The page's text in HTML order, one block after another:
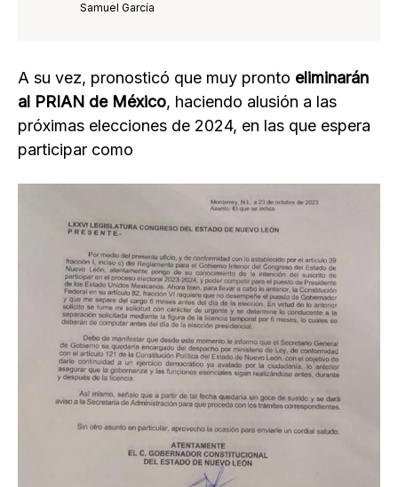
Samuel García
A su vez, pronosticó que muy pronto eliminarán
al PRIAN de México, haciendo alusión a las
próximas elecciones de 2024, en las que espera
participar como